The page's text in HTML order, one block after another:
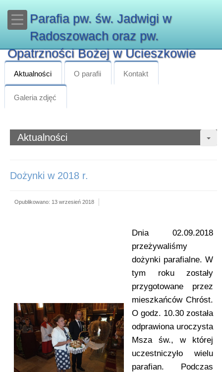
Parafia pw. św. Jadwigi w
Radoszowach oraz pw.
Opatrzności Bożej w Ucieszkowie
Aktualności O parafii Kontakt
Galeria zdjęć
Aktualności
Dożynki w 2018 r.
Opublikowano: 13 wrzesień 2018
Dnia 02.09.2018
przeżywaliśmy
dożynki parafialne. W
tym roku zostały
przygotowane przez
mieszkańców Chróst.
O godz. 10.30 została
odprawiona uroczysta
Msza św., w której
uczestniczyło wielu
parafian. Podczas